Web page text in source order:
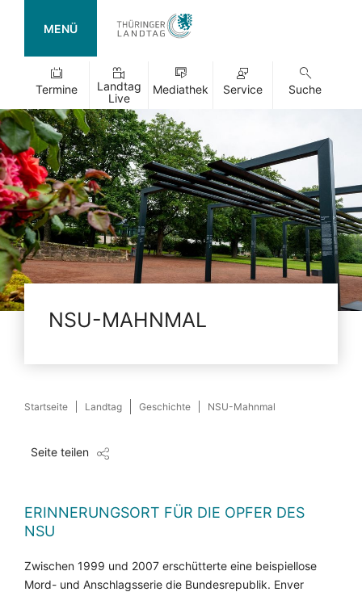
MENÜ
Termine
Landtag
Live
Mediathek Service Suche
NSU-MAHNMAL
Startseite Landtag Geschichte NSU-Mahnmal
Seite teilen
ERINNERUNGSORT FÜR DIE OPFER DES
NSU
Zwischen 1999 und 2007 erschütterte eine beispiellose
Mord- und Anschlagsserie die Bundesrepublik. Enver